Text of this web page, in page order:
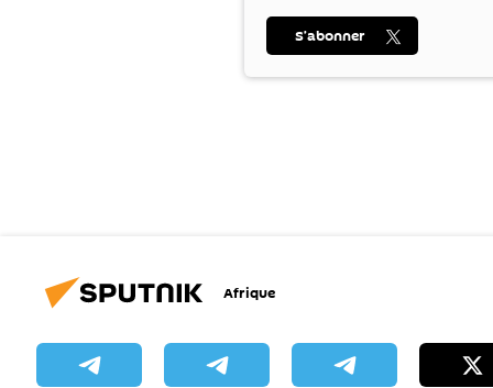
S’abonner
Afrique